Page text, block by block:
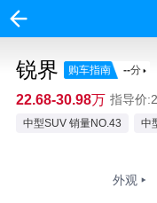
锐界 购车指南 --分
22.68-30.98万 指导价
中型SUV 销量NO.43 中
外观